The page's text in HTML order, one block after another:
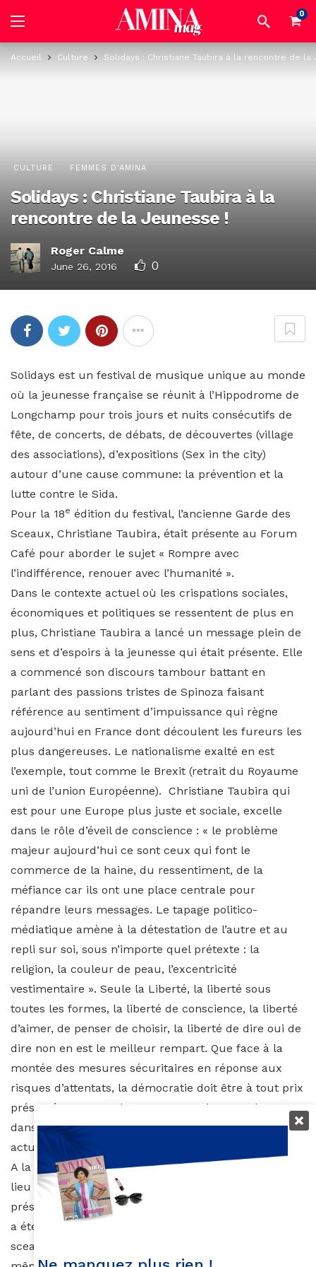
0
Accueil Culture Solidays : Christiane Taubira à la rencontre de la
CULTURE FEMMES D'AMINA
Solidays : Christiane Taubira à la
rencontre de la Jeunesse !
Roger Calme
June 26, 2016 0
Solidays est un festival de musique unique au monde
où la jeunesse française se réunit à l’Hippodrome de
Longchamp pour trois jours et nuits consécutifs de
fête, de concerts, de débats, de découvertes (village
des associations), d’expositions (Sex in the city)
autour d’une cause commune: la prévention et la
lutte contre le Sida.
Pour la 18e édition du festival, l’ancienne Garde des
Sceaux, Christiane Taubira, était présente au Forum
Café pour aborder le sujet « Rompre avec
l’indifférence, renouer avec l’humanité ».
Dans le contexte actuel où les crispations sociales,
économiques et politiques se ressentent de plus en
plus, Christiane Taubira a lancé un message plein de
sens et d’espoirs à la jeunesse qui était présente. Elle
a commencé son discours tambour battant en
parlant des passions tristes de Spinoza faisant
référence au sentiment d’impuissance qui règne
aujourd’hui en France dont découlent les fureurs les
plus dangereuses. Le nationalisme exalté en est
l’exemple, tout comme le Brexit (retrait du Royaume
uni de l’union Européenne). Christiane Taubira qui
est pour une Europe plus juste et sociale, excelle
dans le rôle d’éveil de conscience : « le problème
majeur aujourd’hui ce sont ceux qui font le
commerce de la haine, du ressentiment, de la
méfiance car ils ont une place centrale pour
répandre leurs messages. Le tapage politico-
médiatique amène à la détestation de l’autre et au
repli sur soi, sous n’importe quel prétexte : la
religion, la couleur de peau, l’excentricité
vestimentaire ». Seule la Liberté, la liberté sous
toutes les formes, la liberté de conscience, la liberté
d’aimer, de penser de choisir, la liberté de dire oui de
dire non en est le meilleur rempart. Que face à la
montée des mesures sécuritaires en réponse aux
risques d’attentats, la démocratie doit être à tout prix
préservée, au nom de tous ceux qui se sont battus
dans le passé pour obtenir nos droits et libertés
actuels.
A la fin, un jeu amusant de questions-réponses a eu
lieu où la question fatidique « allez vous vous
présenter aux prochaines élections présidentielles ? »
a été posée à plusieurs reprises, l’ancienne garde des
sceaux, bottant à chaque fois en touche, répondit